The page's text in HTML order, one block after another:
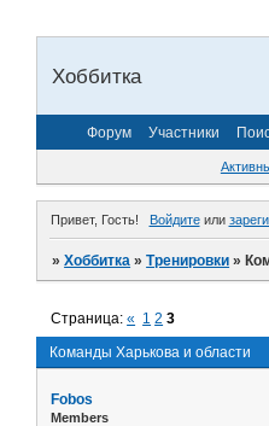
Хоббитка
Форум Участники
Привет, Гость! Войдитеили
»Хоббитка »Тренировки »
Команды Харькова и области
Страница:« 1 2 3
Fobos
Members